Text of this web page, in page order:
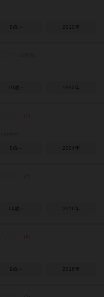
8歳～ 2010年
10歳～ 1992年
8歳～ 2004年
14歳～ 2016年
9歳～ 2016年